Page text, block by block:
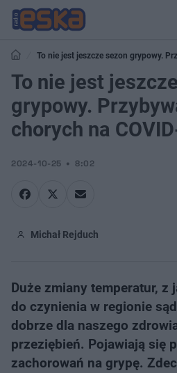
To nie jest jeszcze sezon grypowy.
To nie jest
grypowy.
chorych na
2024-10-25 8:02
Michał Rejduch
Duże zmiany temperatur, z
do czynienia w regionie
dobrze dla naszego
przeziębień. Pojawiają się
zachorowań na grypę.